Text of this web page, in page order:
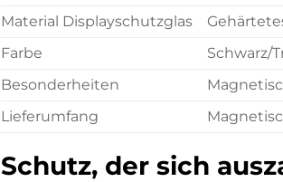
Material Displayschutzglas
Farbe
Schwarz/
Besonderheiten
Lieferumfang
Schutz, der sich